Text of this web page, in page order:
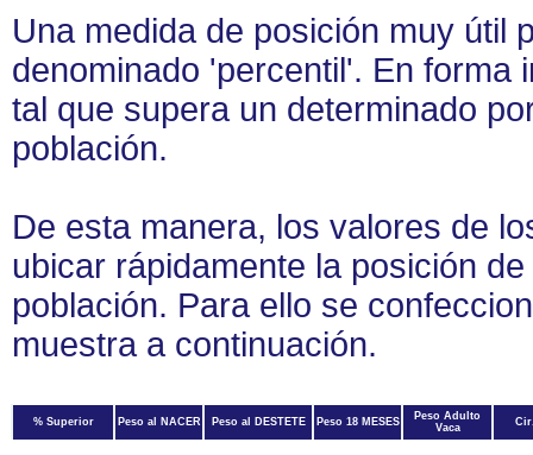
Una medida de posición muy útil
denominado 'percentil'. En forma
tal que supera un determinado
población.
De esta manera, los valores de
ubicar rápidamente la posición
población. Para ello se
muestra a continuación.
% Superior Peso al NACER Peso al DESTETE Peso 18 MESES
Peso Adulto
Vaca